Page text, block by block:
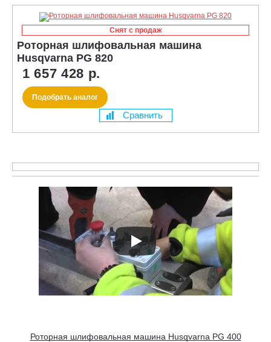
Снят с продаж
Роторная шлифовальная машина
Husqvarna PG 820
1 657 428 р.
Подобрать аналог
Сравнить
Роторная шлифовальная машина Husqvarna PG 400